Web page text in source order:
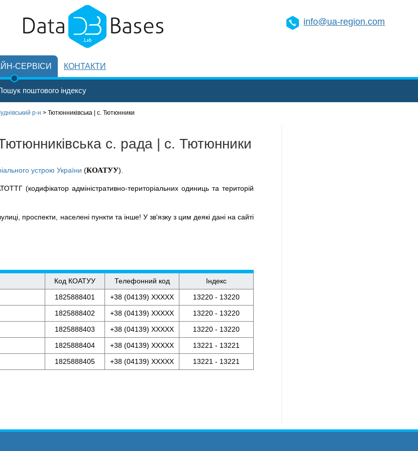
info@ua-region.com
СЕРВІСИ
поштового індексу
КОНТАКТИ
р-н > Тютюнниківська | с. Тютюнники
с. рада | с. Тютюнники
устрою України (КОАТУУ).
(кодифікатор адміністративно-територіальних одиниць та територій
проспекти, населені пункти та інше! У зв'язку з цим деякі дані на сайті
Код КОАТУУ Телефонний код
Індекс
1825888401 +38 (04139) XXXXX
13220 - 13220
1825888402 +38 (04139) XXXXX
13220 - 13220
1825888403 +38 (04139) XXXXX
13220 - 13220
1825888404 +38 (04139) XXXXX
13221 - 13221
1825888405 +38 (04139) XXXXX 13221 - 13221